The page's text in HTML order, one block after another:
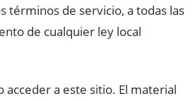
términos de servicio, a todas las
de cualquier ley local
a este sitio. El material